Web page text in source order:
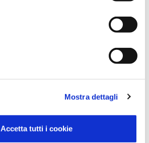
Mostra dettagli
Accetta tutti i cookie